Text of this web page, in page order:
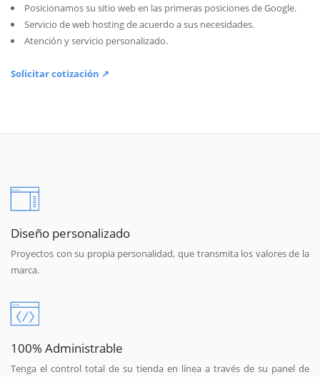
Posicionamos su sitio web en las primeras posiciones de Google.
Servicio de web hosting de acuerdo a sus necesidades.
Atención y servicio personalizado.
Solicitar cotización ↗
Diseño personalizado
Proyectos con su propia personalidad, que transmita los valores de la
marca.
100% Administrable
Tenga el control total de su tienda en línea a través de su panel de